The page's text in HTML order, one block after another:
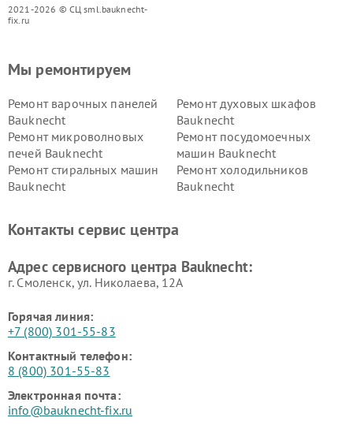
2021-2026 © СЦ sml.bauknecht-
fix.ru
Мы ремонтируем
Ремонт варочных панелей
Bauknecht
Ремонт духовых шкафов
Bauknecht
Ремонт микроволновых
печей Bauknecht
Ремонт посудомоечных
машин Bauknecht
Ремонт стиральных машин
Bauknecht
Ремонт холодильников
Bauknecht
Контакты сервис центра
Адрес сервисного центра Bauknecht:
г. Смоленск, ул. Николаева, 12А
Горячая линия:
+7 (800) 301-55-83
Контактный телефон:
8 (800) 301-55-83
Электронная почта:
info@bauknecht-fix.ru